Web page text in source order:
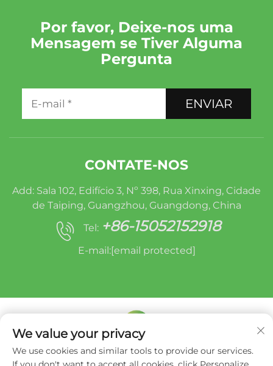
Por favor, Deixe-nos uma
Mensagem se Tiver Alguma
Pergunta
ENVIAR
CONTATE-NOS
Add: Sala 102, Edifício 3, Nº 398, Rua Xinxing, Cidade
de Taiping, Guangzhou, Guangdong, China
Tel: +86-15052152918
E-mail:[email protected]
Direitos autorais © Miracle Oruide (guangzhou)
We value your privacy
We use cookies and similar tools to provide our services.